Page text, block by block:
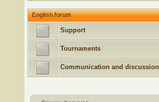
English forum
Support
Tournaments
Communication and discussion